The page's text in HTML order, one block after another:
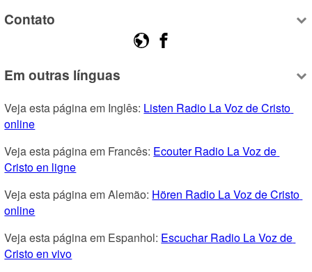
Contato
Em outras línguas
Veja esta página em Inglês: Listen Radio La Voz de Cristo
online
Veja esta página em Francês: Ecouter Radio La Voz de
Cristo en ligne
Veja esta página em Alemão: Hören Radio La Voz de Cristo
online
Veja esta página em Espanhol: Escuchar Radio La Voz de
Cristo en vivo